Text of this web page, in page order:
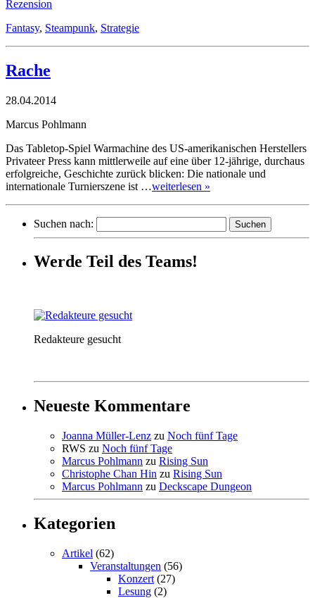
Rezension
Fantasy, Steampunk, Strategie
Rache
28.04.2014
Marcus Pohlmann
Das Tabletop-Spiel Warmachine des US-amerikanischen Herstellers
Privateer Press kann mittlerweile auf eine über 12-jährige, durchaus
erfolgreiche, Geschichte zurück blicken: Die nationale und
internationale Turnierszene ist …weiterlesen »
Suchen nach:
Werde Teil des Teams!
Redakteure gesucht
Neueste Kommentare
Joanna Müller-Lenz zu Noch fünf Tage
RWS zu Noch fünf Tage
Marcus Pohlmann zu Rising Sun
Christophe Chan Hin zu Rising Sun
Marcus Pohlmann zu Deckscape Dungeon
Kategorien
Artikel (62)
Veranstaltungen (56)
Konzert (27)
Lesung (2)